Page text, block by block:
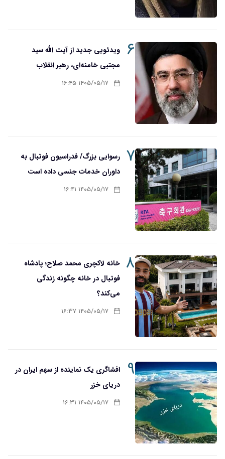
۶
ویدئویی جدید از آیت الله سید
مجتبی خامنه‌ای، رهبر انقلاب
۱۴۰۵/۰۵/۱۷ ۱۶:۴۵
۷ رسوایی بزرگ/ فدراسیون فوتبال به
داوران خدمات جنسی داده است
۱۴۰۵/۰۵/۱۷ ۱۶:۴۱
۸ خانه لاکچری محمد صلاح؛ پادشاه
فوتبال در خانه چگونه زندگی
می‌کند؟
۱۴۰۵/۰۵/۱۷ ۱۶:۳۷
۹
افشاگری یک نماینده از سهم ایران در
دریای خزر
۱۴۰۵/۰۵/۱۷ ۱۶:۳۱